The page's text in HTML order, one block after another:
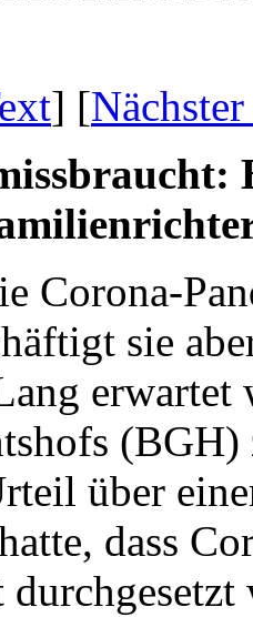
] [
Corona-
sie
erwartet
über
dass